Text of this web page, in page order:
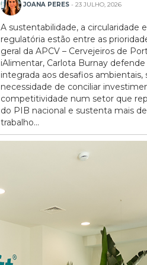
JOANA PERES - 23 JULHO, 2026
A sustentabilidade, a circularidade
regulatória estão entre as
geral da APCV – Cervejeiros de
iAlimentar, Carlota Burnay
integrada aos desafios ambientais,
necessidade de conciliar
competitividade num setor que
do PIB nacional e sustenta mais
trabalho...